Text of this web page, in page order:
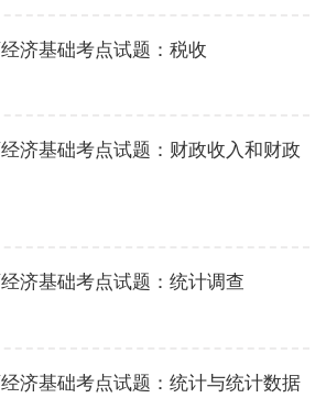
济基础考点试题：税收
济基础考点试题：财政收入和财政
济基础考点试题：统计调查
济基础考点试题：统计与统计数据